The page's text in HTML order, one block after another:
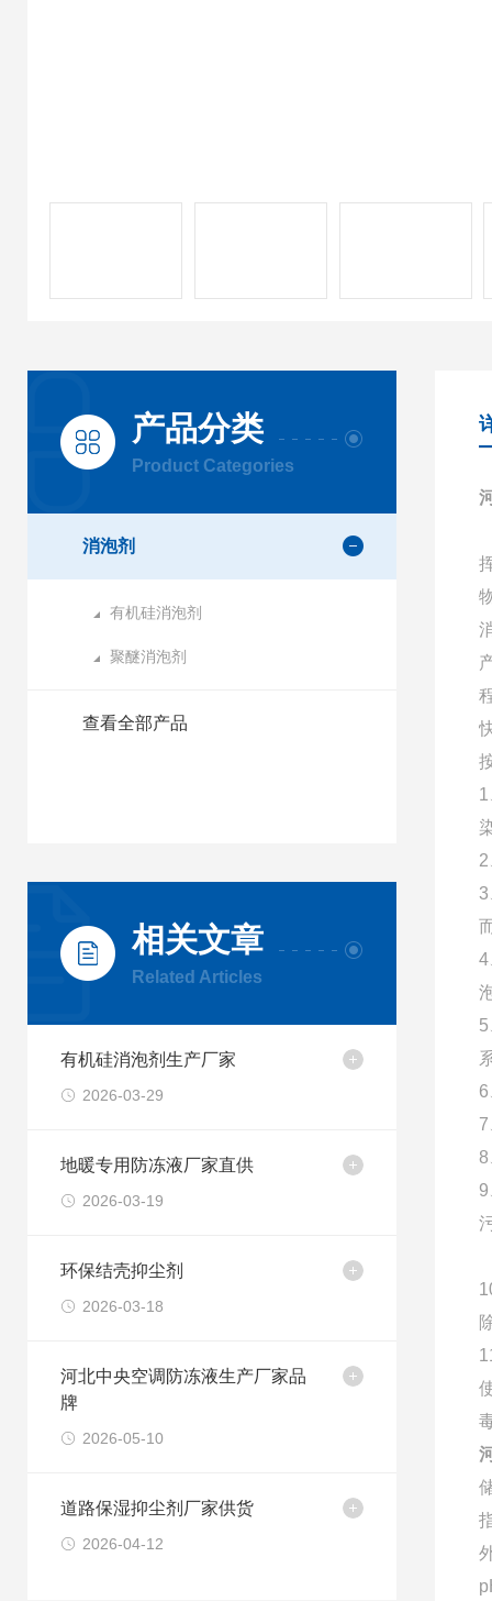
产品分类
Product Categories
消泡剂
有机硅消泡剂
聚醚消泡剂
查看全部产品
相关文章
Related Articles
有机硅消泡剂生产厂家
2026-03-29
地暖专用防冻液厂家直供
2026-03-19
环保结壳抑尘剂
2026-03-18
河北中央空调防冻液生产厂家品
牌
2026-05-10
道路保湿抑尘剂厂家供货
2026-04-12
3
4
8